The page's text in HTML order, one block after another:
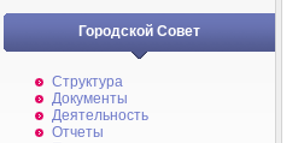
Городской Совет
Структура
Документы
Деятельность
Отчеты